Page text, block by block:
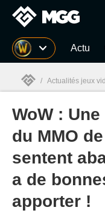
MGG Actu
MGG
/ Actualités jeux
WoW :
du MMO
sentent
a de
apporter !